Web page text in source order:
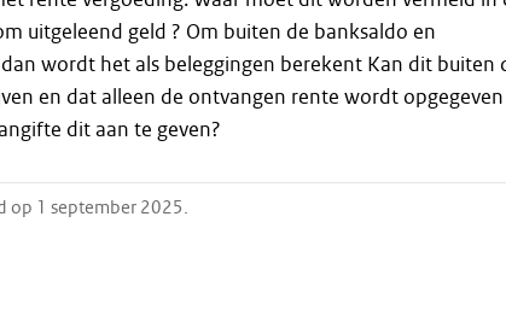
uitgeleend geld ? Om buiten de banksaldo en
wordt het als beleggingen berekent Kan dit buiten
en dat alleen de ontvangen rente wordt opgegeven
dit aan te geven?
op 1 september 2025.